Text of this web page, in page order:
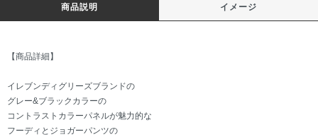
商品説明 イメージ
【商品詳細】
イレブンディグリーズブランドの
グレー&ブラックカラーの
コントラストカラーパネルが魅力的な
フーディとジョガーパンツの